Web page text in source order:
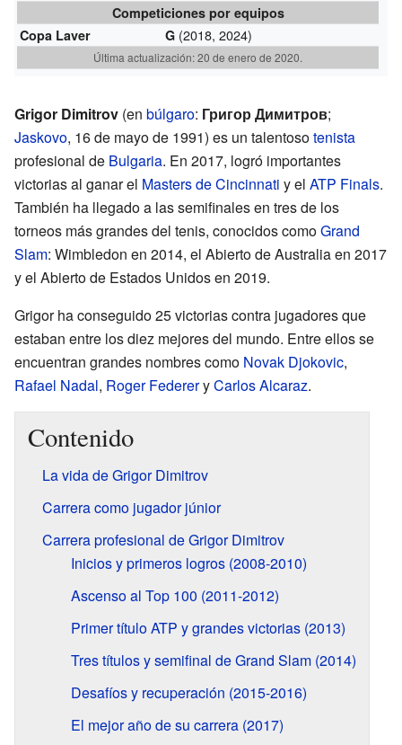
Competiciones por equipos
Copa Laver
G (2018, 2024)
Última actualización: 20 de enero de 2020.
Grigor Dimitrov (en búlgaro: Григор Димитров;
Jaskovo, 16 de mayo de 1991) es un talentosotenista
profesional de Bulgaria. En 2017, logró importantes
victorias al ganar el Masters de Cincinnati y el ATP Finals.
También ha llegado a las semifinales en tres de los
torneos más grandes del tenis, conocidos comoGrand
Slam: Wimbledon en 2014, el Abierto de Australia en 2017
y el Abierto de Estados Unidos en 2019.
Grigor ha conseguido 25 victorias contra jugadores que
estaban entre los diez mejores del mundo. Entre ellos se
encuentran grandes nombres como Novak Djokovic,
Rafael Nadal, Roger FedereryCarlos Alcaraz.
Contenido
La vida de Grigor Dimitrov
Carrera como jugador júnior
Carrera profesional de Grigor Dimitrov
Inicios y primeros logros (2008-2010)
Ascenso al Top 100 (2011-2012)
Primer título ATP y grandes victorias (2013)
Tres títulos y semifinal de Grand Slam (2014)
Desafíos y recuperación (2015-2016)
El mejor año de su carrera (2017)